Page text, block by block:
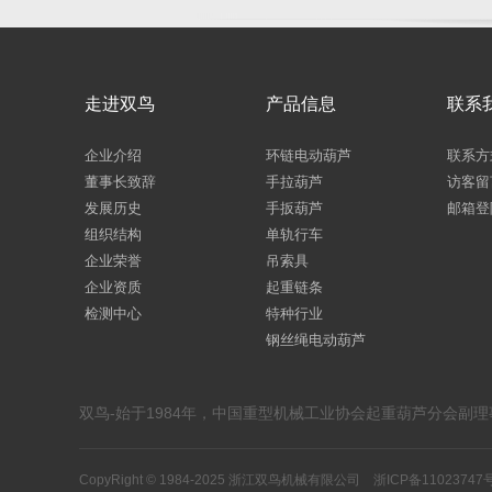
走进双鸟
企业介绍
董事长致辞
发展历史
组织结构
企业荣誉
企业资质
检测中心
产品信息
环链电动葫芦
手拉葫芦
手扳葫芦
单轨行车
吊索具
起重链条
特种行业
钢丝绳电动葫芦
联系
联系
访客
邮箱
双鸟-始于1984年，中国重型机械工业协会起重葫芦分会副
CopyRight © 1984-2025 浙江双鸟机械有限公司 浙ICP备11023747